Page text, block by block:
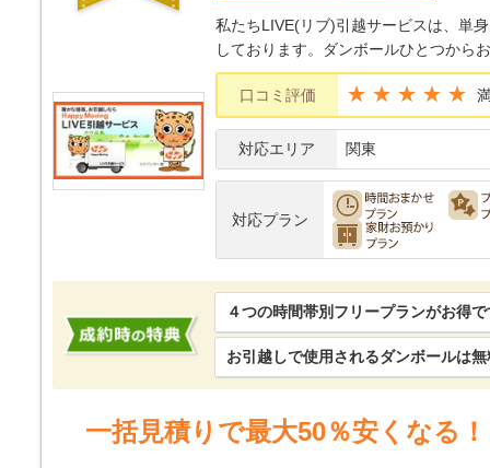
私たちLIVE(リブ)引越サービスは、単
しております。ダンボールひとつから
口コミ評価 ★★★★★
対応エリア 関東
対応プラン
４つの時間帯別フリープランがお得
お引越しで使用されるダンボールは無
一括見積りで最大50％安くなる！